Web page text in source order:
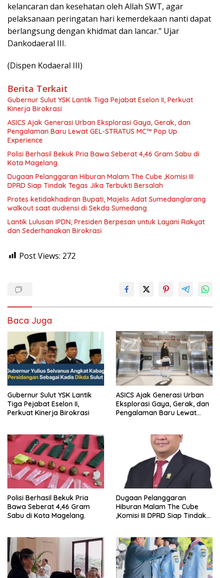
kelancaran dan kesehatan oleh Allah SWT, agar
pelaksanaan peringatan hari kemerdekaan nanti dapat
berlangsung dengan khidmat dan lancar.” Ujar
Dankodaeral III.
(Dispen Kodaeral III)
Berita Terkait
Gubernur Sulut YSK Lantik Tiga Pejabat Eselon II, Perkuat
Kinerja Birokrasi
ASICS Ajak Generasi Urban Eksplorasi Gaya, Gerak, dan
Pengalaman Baru Lewat GEL-STRATUS MC™ Pop Up
Experience
Polisi Berhasil Bekuk Pria Bawa Seberat 4,46 Gram Sabu di
Kota Magelang.
Dugaan Pelanggaran Hiburan Malam The Cube ,Komisi III
DPRD Siap Tindak Tegas Jika Terbukti Bersalah
Protes ketidakhadiran Bupati, Majelis Adat Sumedanglarang
walkout saat audiensi di Sekda Sumedang
Lantik Lulusan IPDN, Presiden Berpesan untuk Layani Rakyat
dan Sederhanakan Birokrasi
Post Views: 272
Baca Juga
Gubernur Sulut YSK Lantik
Tiga Pejabat Eselon II,
Perkuat Kinerja Birokrasi
ASICS Ajak Generasi Urban
Eksplorasi Gaya, Gerak, dan
Pengalaman Baru Lewat
Polisi Berhasil Bekuk Pria
Bawa Seberat 4,46 Gram
Sabu di Kota Magelang.
Dugaan Pelanggaran
Hiburan Malam The Cube
,Komisi III DPRD Siap Tindak